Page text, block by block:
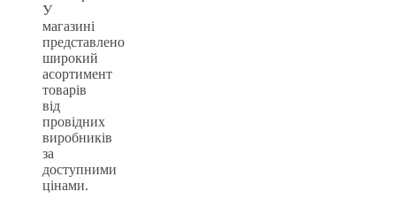
У
магазині
представлено
широкий
асортимент
товарів
від
провідних
виробників
за
доступними
цінами.